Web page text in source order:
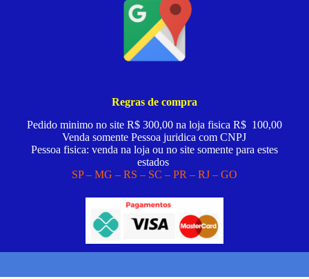
Regras de compra
Pedido minimo no site R$ 300,00 na loja fisica R$ 100,00
Venda somente Pessoa juridica com CNPJ
Pessoa fisica: venda na loja ou no site somente para estes
estados
SP – MG – RS – SC – PR – RJ – GO